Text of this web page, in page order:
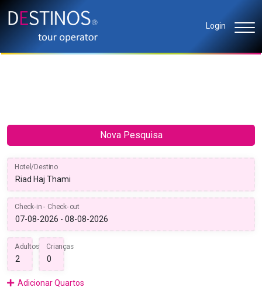
Login
Nova Pesquisa
Hotel/Destino
Check-in - Check-out
Adultos Crianças
Adicionar Quartos